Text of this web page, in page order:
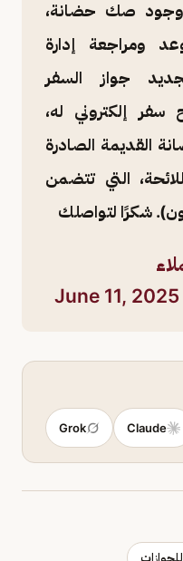
وجود صك حضانة،
ومراجعة إدارة
جواز السفر
إلكتروني له،
القديمة الصادرة
التي تتضمن
شكرًا لتواصلك
June 11, 2025
Claude
Grok